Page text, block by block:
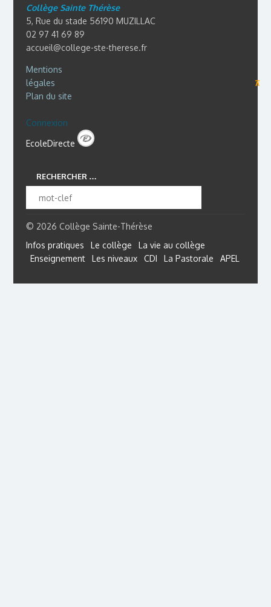
Collège Sainte Thérèse
5, Rue du stade 56190 MUZILLAC
02 97 41 69 89
accueil@college-ste-therese.fr
Mentions
légales
⊼
Plan du site
Connexion
EcoleDirecte
RECHERCHER …
© 2026 Collège Sainte-Thérèse
Infos pratiques
Le collège
La vie au collège
Enseignement
Les niveaux CDI La Pastorale APEL